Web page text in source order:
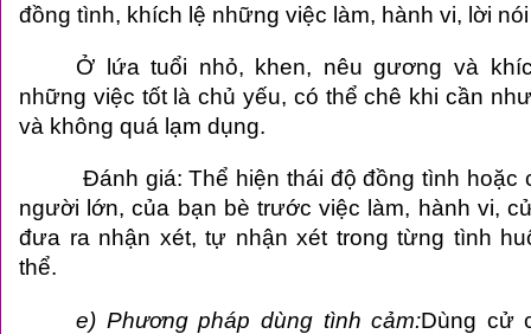
đồng tình, khích lệ những việc làm, hành vi, lời
Ở lứa tuổi nhỏ, khen, nêu gương và
những việc tốt là chủ yếu, có thể chê khi cần
và không quá lạm dụng.
Đánh giá: Thể hiện thái độ đồng tình hoặc
người lớn, của bạn bè trước việc làm, hành vi,
đưa ra nhận xét, tự nhận xét trong từng tình
thể.
e) Phương pháp dùng tình cảm:Dùng cử